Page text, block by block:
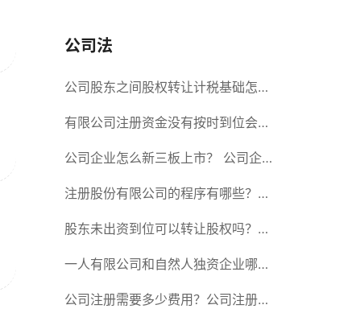
公司法
公司股东之间股权转让计税基础怎么
确认？公司股东之间的股权转让要符
合什么要件？
有限公司注册资金没有按时到位会怎
么样？股份有限公司设立的注册条件
公司企业怎么新三板上市？ 公司企
业新三板上市的流程
注册股份有限公司的程序有哪些？注
册股份有限公司需要提交哪些材料？
股东未出资到位可以转让股权吗？股
东未出资到位能否分红？
一人有限公司和自然人独资企业哪个
好？一人公司设立条件有哪些？
公司注册需要多少费用？公司注册需